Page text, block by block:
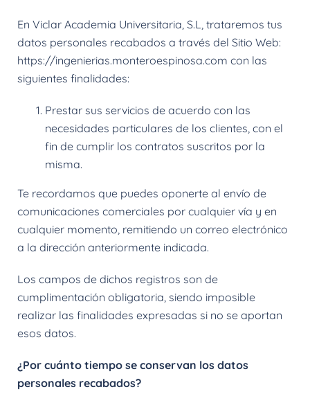
En Viclar Academia Universitaria, S.L, trataremos tus
datos personales recabados a través del Sitio Web:
https://ingenierias.monteroespinosa.com con las
siguientes finalidades:
Prestar sus servicios de acuerdo con las
necesidades particulares de los clientes, con el
fin de cumplir los contratos suscritos por la
misma.
Te recordamos que puedes oponerte al envío de
comunicaciones comerciales por cualquier vía y en
cualquier momento, remitiendo un correo electrónico
a la dirección anteriormente indicada.
Los campos de dichos registros son de
cumplimentación obligatoria, siendo imposible
realizar las finalidades expresadas si no se aportan
esos datos.
¿Por cuánto tiempo se conservan los datos
personales recabados?